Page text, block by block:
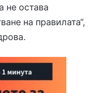
не остава
на правилата“,